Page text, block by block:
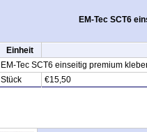
EM-Tec SCT6
Einheit
EM-Tec SCT6 einseitig premium
Stück
€15,50